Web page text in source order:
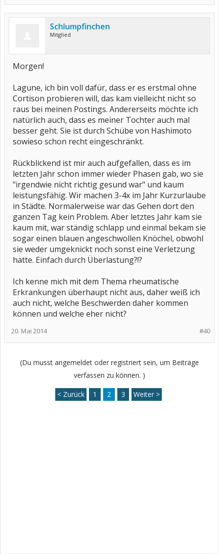
Schlumpfinchen
Mitglied
Morgen!
Lagune, ich bin voll dafür, dass er es erstmal ohne
Cortison probieren will, das kam vielleicht nicht so
raus bei meinen Postings. Andererseits möchte ich
natürlich auch, dass es meiner Tochter auch mal
besser geht. Sie ist durch Schübe von Hashimoto
sowieso schon recht eingeschränkt.
Rückblickend ist mir auch aufgefallen, dass es im
letzten Jahr schon immer wieder Phasen gab, wo sie
"irgendwie nicht richtig gesund war" und kaum
leistungsfähig. Wir machen 3-4x im Jahr Kurzurlaube
in Städte. Normalerweise war das Gehen dort den
ganzen Tag kein Problem. Aber letztes Jahr kam sie
kaum mit, war ständig schlapp und einmal bekam sie
sogar einen blauen angeschwollen Knöchel, obwohl
sie weder umgeknickt noch sonst eine Verletzung
hatte. Einfach durch Überlastung?!?
Ich kenne mich mit dem Thema rheumatische
Erkrankungen überhaupt nicht aus, daher weiß ich
auch nicht, welche Beschwerden daher kommen
können und welche eher nicht?
#40
20. Mai 2014
(Du musst angemeldet oder registriert sein, um Beiträge
verfassen zu können. )
< Zurück 1 2 3 Weiter >